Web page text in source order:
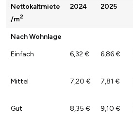
Nettokaltmiete
/m2
2024 2025
Nach Wohnlage
Einfach 6,32 € 6,86 €
Mittel 7,20 € 7,81 €
Gut 8,35 € 9,10 €